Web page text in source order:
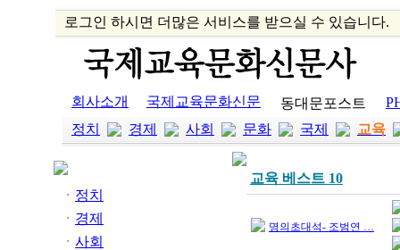
로그인 하시면 더많은 서비스를 받으실 수 있습니다.
회사소개 국제교육문화신문 동대문포스트
정치
경제 사회 문화 국제 교육
정치
경제
사회
교육 베스트 10
명의초대석- 조범연 …